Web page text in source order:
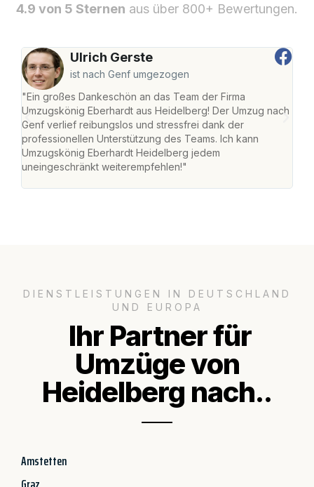
4.9 von 5 Sternen aus über 800+ Bewertungen.
Ulrich Gerste
ist nach Genf umgezogen
"Ein großes Dankeschön an das Team der Firma
Umzugskönig Eberhardt aus Heidelberg! Der Umzug nach
Genf verlief reibungslos und stressfrei dank der
professionellen Unterstützung des Teams. Ich kann
Umzugskönig Eberhardt Heidelberg jedem
uneingeschränkt weiterempfehlen!"
DIENSTLEISTUNGEN IN DEUTSCHLAND
UND EUROPA
Ihr Partner für
Umzüge von
Heidelberg nach..
Amstetten